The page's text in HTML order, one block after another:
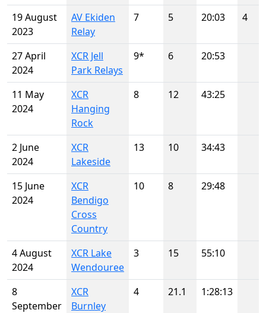
19 August
2023
AV Ekiden
Relay
7 5 20:03 4
27 April
2024
XCR Jell
Park Relays
9* 6 20:53
11 May
2024
XCR
Hanging
Rock
8 12 43:25
2 June
2024
XCR
Lakeside
13 10 34:43
15 June
2024
XCR
Bendigo
Cross
Country
10 8 29:48
4 August
2024
XCR Lake
Wendouree
3 15 55:10
8
September
XCR
Burnley
4 21.1 1:28:13